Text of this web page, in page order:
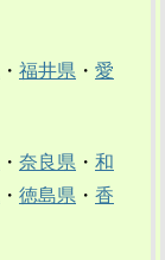
・ 福井県 ・ 愛
・ 奈良県 ・ 和
・ 徳島県 ・ 香